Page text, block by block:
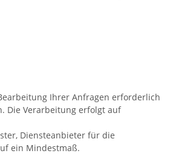
Ihrer Anfragen erforderlich
Die Verarbeitung erfolgt auf
Diensteanbieter für die
ein Mindestmaß.